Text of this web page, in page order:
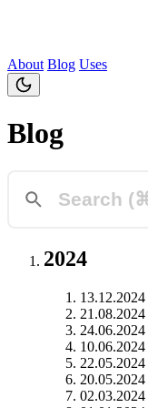
About Blog Uses
Blog
2024
13.12.2024
21.08.2024
24.06.2024
10.06.2024
22.05.2024
20.05.2024
02.03.2024